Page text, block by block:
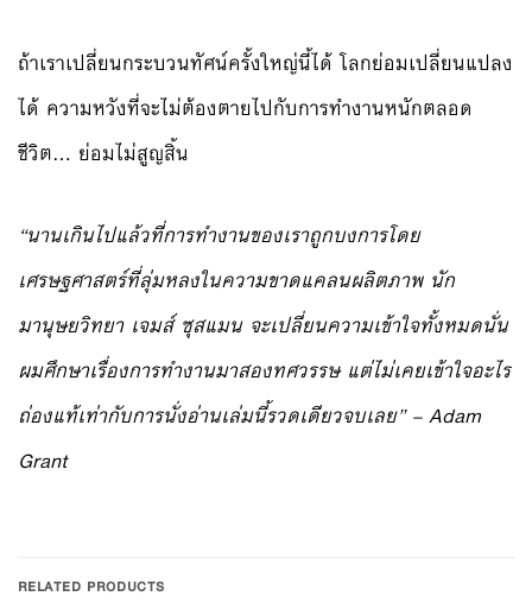
ถ้าเราเปลี่ยนกระบวนทัศน์ครั้งใหญ่นี้ได้ โลกย่อมเปลี่ยนแปลง
ได้ ความหวังที่จะไม่ต้องตายไปกับการทำงานหนักตลอด
ชีวิต… ย่อมไม่สูญสิ้น
“นานเกินไปแล้วที่การทำงานของเราถูกบงการโดย
เศรษฐศาสตร์ที่ลุ่มหลงในความขาดแคลนผลิตภาพ นัก
มานุษยวิทยา เจมส์ ซุสแมน จะเปลี่ยนความเข้าใจทั้งหมดนั่น
ผมศึกษาเรื่องการทำงานมาสองทศวรรษ แต่ไม่เคยเข้าใจอะไร
ถ่องแท้เท่ากับการนั่งอ่านเล่มนี้รวดเดียวจบเลย” – Adam
Grant
RELATED PRODUCTS